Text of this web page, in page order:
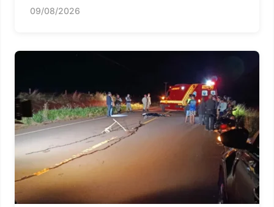
09/08/2026